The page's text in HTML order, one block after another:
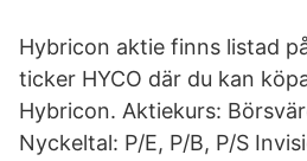
Hybricon aktie finns listad
ticker HYCO där du kan
Hybricon. Aktiekurs:
Nyckeltal: P/E, P/B, P/S